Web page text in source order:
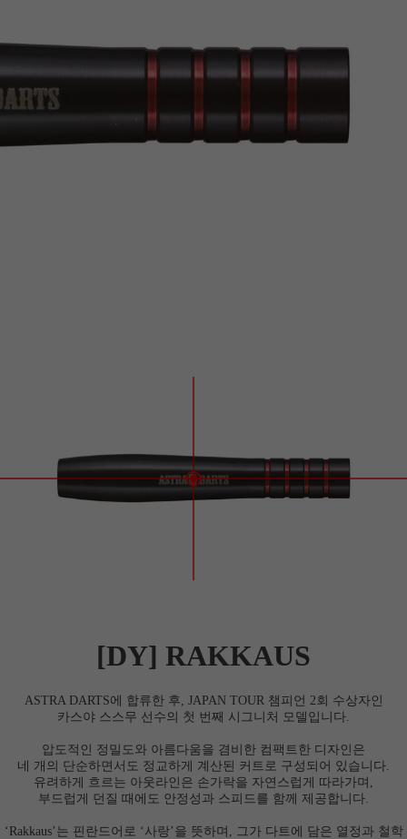
[DY] RAKKAUS
ASTRA DARTS에 합류한 후, JAPAN TOUR 챔피언 2회 수상자인
카스야 스스무 선수의 첫 번째 시그니처 모델입니다.
압도적인 정밀도와 아름다움을 겸비한 컴팩트한 디자인은
네 개의 단순하면서도 정교하게 계산된 커트로 구성되어 있습니다.
유려하게 흐르는 아웃라인은 손가락을 자연스럽게 따라가며,
부드럽게 던질 때에도 안정성과 스피드를 함께 제공합니다.
‘Rakkaus’는 핀란드어로 ‘사랑’을 뜻하며, 그가 다트에 담은 열정과 철학